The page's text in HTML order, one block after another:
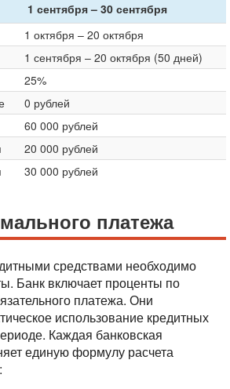
1 сентября – 30 сентября
1 октября – 20 октября
1 сентября – 20 октября (50 дней)
25%
0 рублей
60 000 рублей
20 000 рублей
30 000 рублей
платежа
средствами необходимо
Банк включает проценты по
платежа. Они
использование кредитных
Каждая банковская
единую формулу расчета